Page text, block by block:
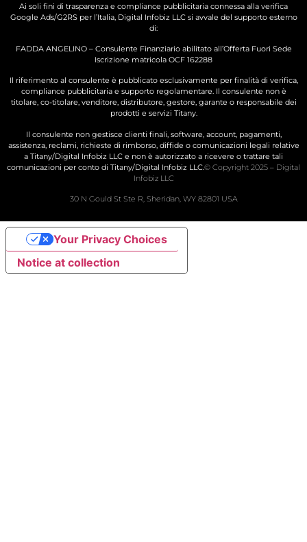
Ai soli fini di trasparenza e compliance pubblicitaria connessa alla verifica
Google Ads/G2RS per l’Italia, Digital Infobiz LLC si avvale del supporto esterno
di:
FADDA ANGELINO – Consulente Finanziario abilitato all’Offerta Fuori Sede
Iscrizione matricola OCF 162288
Il riferimento al consulente è pubblicato esclusivamente per finalità di verifica,
compliance pubblicitaria e supporto regolamentare. Il consulente non è
titolare, co-titolare, venditore, distributore, gestore, garante o responsabile dei
prodotti e servizi Titany.
Il consulente non gestisce clienti finali, software, account, pagamenti,
assistenza, reclami, richieste di rimborso, diffide o comunicazioni legali relative
a Titany/Digital Infobiz LLC e non è autorizzato a ricevere o trattare tali
comunicazioni per conto di Titany/Digital Infobiz LLC.© Copyright 2025 – Digital
Infobiz LLC
30 N Gould St Ste R, Sheridan, WY 82801 USA
Notice at collection
Your Privacy Choices